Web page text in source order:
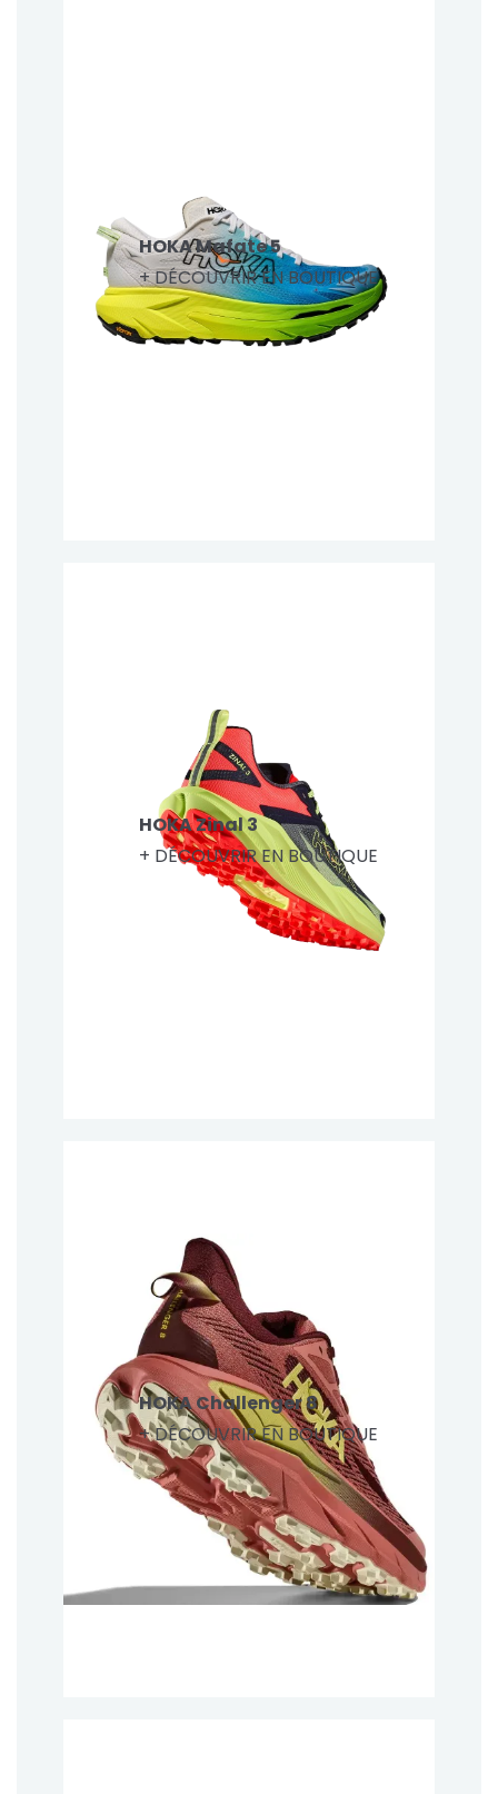
HOKA Mafate 5
+ DÉCOUVRIR EN BOUTIQUE
HOKA Zinal 3
+ DÉCOUVRIR EN BOUTIQUE
HOKA Challenger 8
+ DÉCOUVRIR EN BOUTIQUE